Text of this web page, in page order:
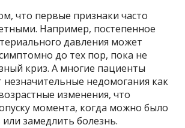
что первые признаки часто
Например, постепенное
давления может
до тех пор, пока не
криз. А многие пациенты
недомогания как
изменения, что
момента, когда можно было
замедлить болезнь.